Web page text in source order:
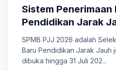
Sistem Penerimaan
Pendidikan Jarak
SPMB PJJ 2026 adalah
Baru Pendidikan Jarak Jauh
dibuka hingga 31 Juli 202...